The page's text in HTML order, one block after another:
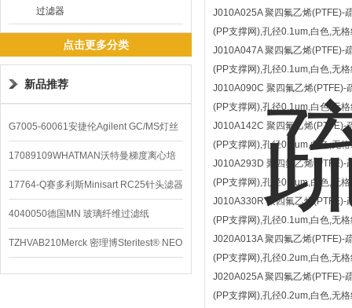
过滤器
点击更多分类
新品推荐
G7005-60061安捷伦Agilent GC/MS灯丝
配件
17089109WHATMAN沃特曼梯度离心培
养基
17764-Q赛多利斯Minisart RC25针头滤器
4040050德国MN 玻璃纤维过滤纸
TZHVAB210Merck 密理博Steritest® NEO
设备
J010A025A 聚四氟乙烯(PTFE)-
(PP支撑网),孔径0.1um,白色,无
J010A047A 聚四氟乙烯(PTFE)-
(PP支撑网),孔径0.1um,白色,无
J010A090C 聚四氟乙烯(PTFE)-
(PP支撑网),孔径0.1um,白色,无
J010A142C 聚四氟乙烯(PTFE)-
(PP支撑网),孔径0.1um,白色,无
J010A293D 聚四氟乙烯(PTFE)-
(PP支撑网),孔径0.1um,白色,无
J010A330R 聚四氟乙烯(PTFE)-
(PP支撑网),孔径0.1um,白色,无
J020A013A 聚四氟乙烯(PTFE)-
(PP支撑网),孔径0.2um,白色,无
J020A025A 聚四氟乙烯(PTFE)-
(PP支撑网),孔径0.2um,白色,无